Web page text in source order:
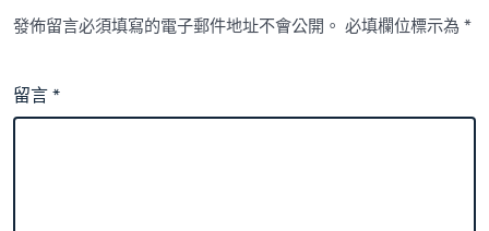
發佈留言必須填寫的電子郵件地址不會公開。 必填欄位標示為*
留言*